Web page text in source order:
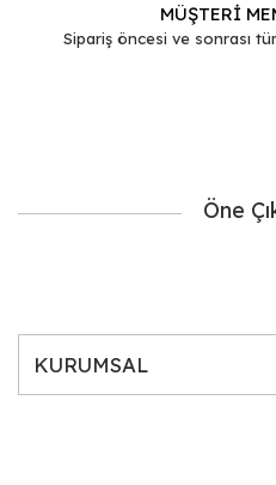
MÜŞTERİ
Sipariş öncesi ve sonrası
Öne
KURUMSAL